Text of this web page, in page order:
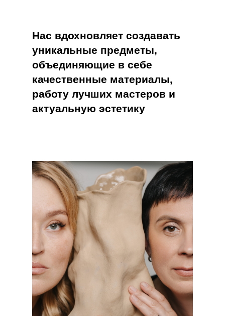
Нас вдохновляет создавать
уникальные предметы,
объединяющие в себе
качественные материалы,
работу лучших мастеров и
актуальную эстетику